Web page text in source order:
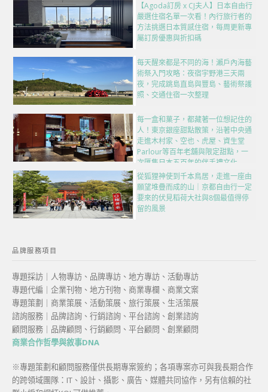
【Agoda訂房 x CJ夫人】日本自由行
嚴選住宿名單一次看！內行旅行者的
方法挑選日本質感住宿，每周更新專
屬訂房優惠與折扣碼
每天醒來都是不同的海！瀨戶內海藝
術祭入門攻略：夜宿宇野港三天兩
夜，完成跳島直島與豐島、藝術祭護
照、交通住宿一次整理
每一盒和菓子，都藏著一位想記住的
人！東京銀座甜點散策，沿著中央通
走進木村家、空也、虎屋、資生堂
Parlour等百年老舖與限定甜點，一
次匯集日本五百年的伴手禮文化
從狐狸神使到千本鳥居，走進一座由
願望堆疊而成的山｜京都自由行一定
要來的伏見稻荷大社與8個最值得停
留的風景
品牌服務項目
專題採訪｜人物專訪、品牌專訪、地方專訪、活動專訪
專題代編｜企業刊物、地方刊物、商業專欄、商業文案
專題策劃｜商業策展、活動策展、旅行策展、生活策展
諮詢服務｜品牌諮詢、行銷諮詢、平台諮詢、創業諮詢
顧問服務｜品牌顧問、行銷顧問、平台顧問、創業顧問
商業合作哲學與敘事DNA
※專題策劃和顧問服務僅供長期專案簽約；各項專案亦可與我長期合作
的跨領域團隊：IT、設計、攝影、廣告、媒體共同協作，另有信賴的社